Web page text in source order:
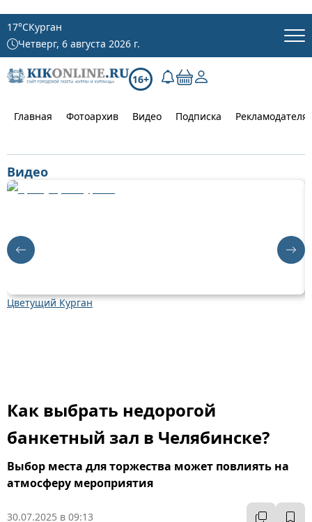
17°CКурган
Четверг, 6 августа 2026 г.
16+
Главная Фотоархив Видео Подписка
Видео
Цветущий Курган
Как выбрать недорогой
банкетный зал в Челябинске?
Выбор места для торжества может повлиять на
атмосферу мероприятия
30.07.2025 в 09:13